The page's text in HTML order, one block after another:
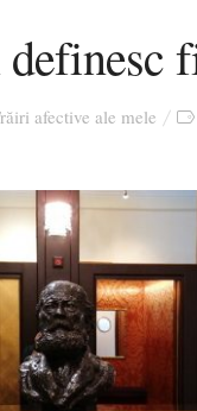
afective ale mele